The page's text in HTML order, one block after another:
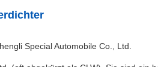
Special Automobile Co., Ltd.